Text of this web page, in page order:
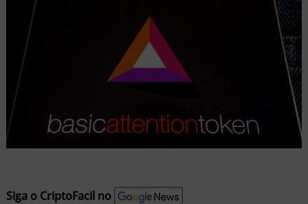
Siga o CriptoFacil no